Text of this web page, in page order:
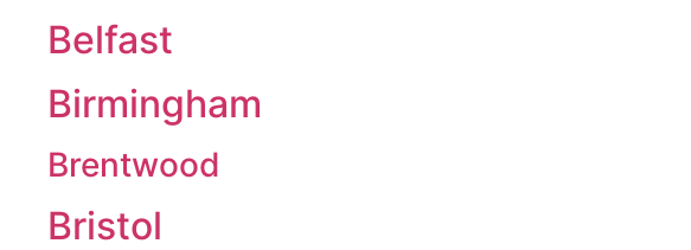
Belfast
Birmingham
Brentwood
Bristol